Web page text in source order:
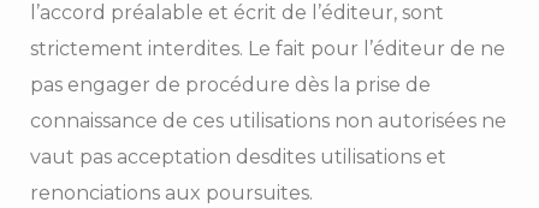
l’accord préalable et écrit de l’éditeur, sont
strictement interdites. Le fait pour l’éditeur de ne
pas engager de procédure dès la prise de
connaissance de ces utilisations non autorisées ne
vaut pas acceptation desdites utilisations et
renonciations aux poursuites.